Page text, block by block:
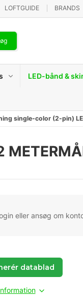
LOFTGUIDE BRANDS
LED-bånd &
single-color (2-pin)
eller ansøg om
datablad